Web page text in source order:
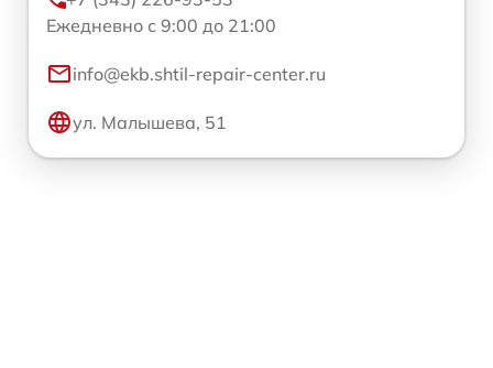
Ежедневно с 9:00 до 21:00
info@ekb.shtil-repair-center.ru
ул. Малышева, 51